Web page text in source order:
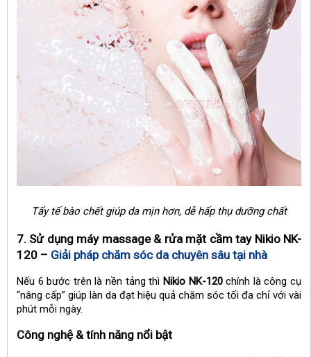
Tẩy tế bào chết giúp da mịn hơn, dễ hấp thụ dưỡng chất
7. Sử dụng máy massage & rửa mặt cầm tay Nikio NK-
120 – Giải pháp chăm sóc da chuyên sâu tại nhà
Nếu 6 bước trên là nền tảng thì Nikio NK-120chính là công cụ
“nâng cấp” giúp làn da đạt hiệu quả chăm sóc tối đa chỉ với vài
phút mỗi ngày.
Công nghệ & tính năng nổi bật